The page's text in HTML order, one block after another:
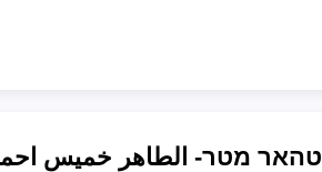
טהאר מטר- الطاهر خميس